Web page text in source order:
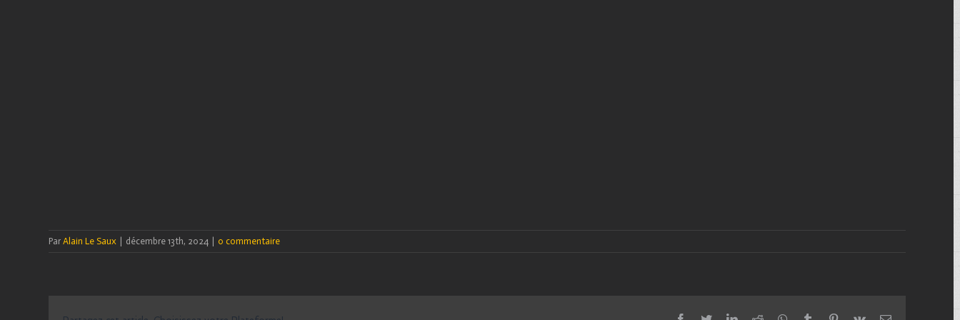
Par Alain Le Saux | décembre 13th, 2024 | 0 commentaire